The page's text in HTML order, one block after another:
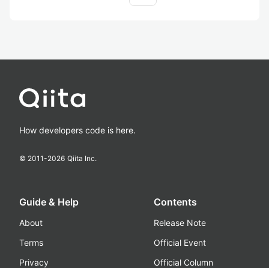
How developers code is here.
© 2011-2026 Qiita Inc.
Guide & Help
About
Terms
Privacy
Contents
Release Note
Official Event
Official Column